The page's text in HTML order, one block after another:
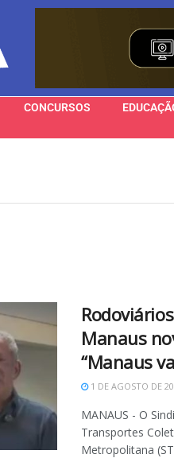
CONCURSOS
Manaus
“Manaus
1 DE AGOSTO DE
MANAUS - O
Transportes
Metropolitana